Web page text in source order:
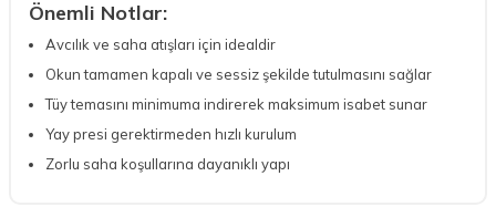
Önemli Notlar:
Avcılık ve saha atışları için idealdir
Okun tamamen kapalı ve sessiz şekilde tutulmasını sağlar
Tüy temasını minimuma indirerek maksimum isabet sunar
Yay presi gerektirmeden hızlı kurulum
Zorlu saha koşullarına dayanıklı yapı